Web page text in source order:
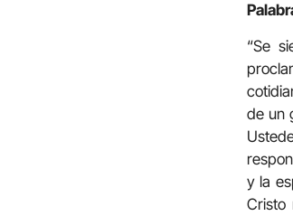
“Se
de un
y la
Cristo